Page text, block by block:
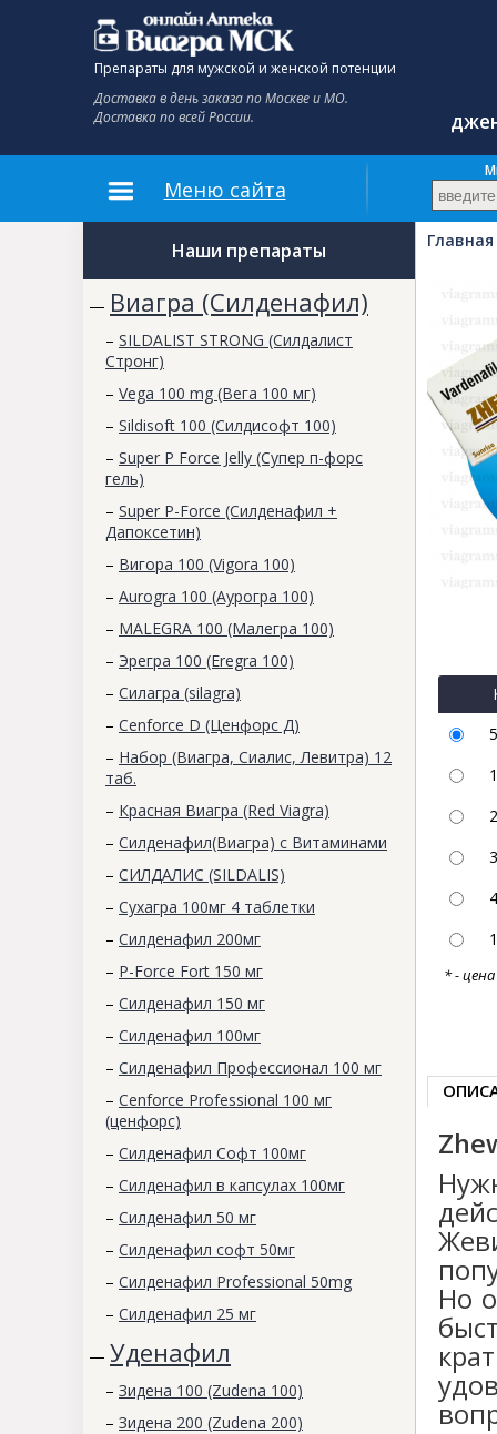
Препараты для мужской и женской потенции
Доставка в день заказа по Москве и МО.
Доставка по всей России.
Меню сайта
Наши препараты
— Виагра (Силденафил)
– SILDALIST STRONG (Силдалист
Стронг)
– Vega 100 mg (Вега 100 мг)
– Sildisoft 100 (Силдисофт 100)
– Super P Force Jelly (Супер п-форс
гель)
– Super P-Force (Силденафил +
Дапоксетин)
– Вигора 100 (Vigora 100)
– Aurogra 100 (Аурогра 100)
– MALEGRA 100 (Малегра 100)
– Эрегра 100 (Eregra 100)
– Силагра (silagra)
– Cenforce D (Ценфорс Д)
– Набор (Виагра, Сиалис, Левитра) 12
таб.
– Красная Виагра (Red Viagra)
– Силденафил(Виагра) с Витаминами
– СИЛДАЛИС (SILDALIS)
– Сухагра 100мг 4 таблетки
– Силденафил 200мг
– P-Force Fort 150 мг
– Силденафил 150 мг
– Силденафил 100мг
– Силденафил Профессионал 100 мг
– Cenforce Professional 100 мг
(ценфорс)
– Силденафил Софт 100мг
– Силденафил в капсулах 100мг
– Силденафил 50 мг
– Силденафил софт 50мг
– Силденафил Professional 50mg
– Силденафил 25 мг
— Уденафил
– Зидена 100 (Zudena 100)
– Зидена 200 (Zudena 200)
Главная
* -
Но